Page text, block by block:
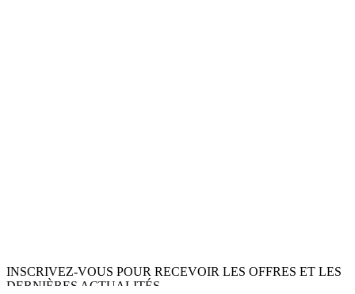
INSCRIVEZ-VOUS POUR RECEVOIR LES OFFRES ET LES
DERNIÈRES ACTUALITÉS.